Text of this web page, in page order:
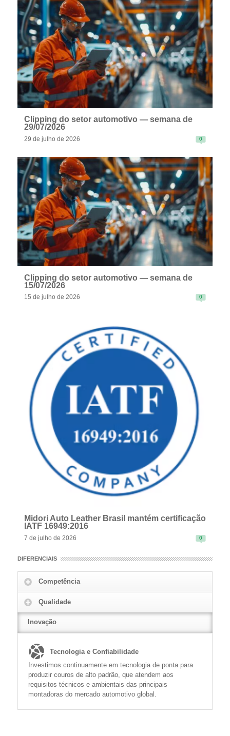
READ MORE
READ MORE
Clipping do setor automotivo — semana de
29/07/2026
29 de julho de 2026 0
Clipping do setor automotivo — semana de
15/07/2026
15 de julho de 2026 0
READ MORE
Midori Auto Leather Brasil mantém certificação
IATF 16949:2016
7 de julho de 2026 0
DIFERENCIAIS
Competência
Qualidade
Inovação
Tecnologia e Confiabilidade
Investimos continuamente em tecnologia de ponta para
produzir couros de alto padrão, que atendem aos
requisitos técnicos e ambientais das principais
montadoras do mercado automotivo global.